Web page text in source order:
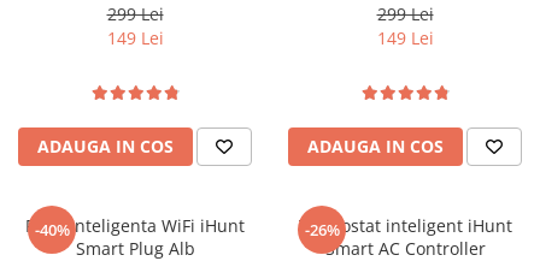
299 Lei
149 Lei
ADAUGA IN COS
299 Lei
149 Lei
ADAUGA IN COS
-40%
Priza inteligenta WiFi iHunt
Smart Plug Alb
-26%
Termostat inteligent iHunt
Smart AC Controller